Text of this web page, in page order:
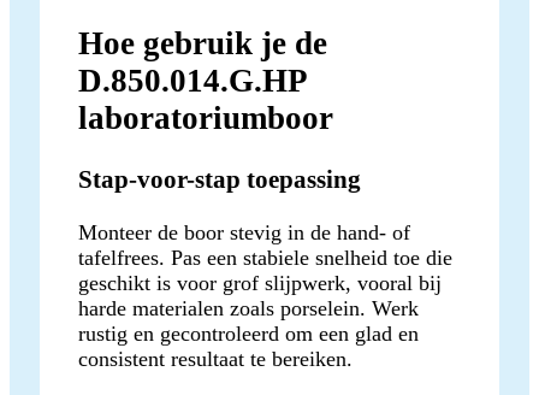
Hoe gebruik je de
D.850.014.G.HP
laboratoriumboor
Stap-voor-stap toepassing
Monteer de boor stevig in de hand- of
tafelfrees. Pas een stabiele snelheid toe die
geschikt is voor grof slijpwerk, vooral bij
harde materialen zoals porselein. Werk
rustig en gecontroleerd om een glad en
consistent resultaat te bereiken.